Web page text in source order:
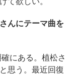
んにテーマ曲を
にある。植松さ
思う。最近回復